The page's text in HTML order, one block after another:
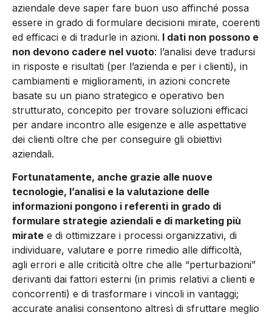
aziendale deve saper fare buon uso affinché possa
essere in grado di formulare decisioni mirate, coerenti
ed efficaci e di tradurle in azioni. I dati non possono e
non devono cadere nel vuoto: l’analisi deve tradursi
in risposte e risultati (per l’azienda e per i clienti), in
cambiamenti e miglioramenti, in azioni concrete
basate su un piano strategico e operativo ben
strutturato, concepito per trovare soluzioni efficaci
per andare incontro alle esigenze e alle aspettative
dei clienti oltre che per conseguire gli obiettivi
aziendali.
Fortunatamente, anche grazie alle nuove
tecnologie, l’analisi e la valutazione delle
informazioni pongono i referenti in grado di
formulare strategie aziendali e di marketing più
mirate e di ottimizzare i processi organizzativi, di
individuare, valutare e porre rimedio alle difficoltà,
agli errori e alle criticità oltre che alle “perturbazioni”
derivanti dai fattori esterni (in primis relativi a clienti e
concorrenti) e di trasformare i vincoli in vantaggi;
accurate analisi consentono altresì di sfruttare meglio